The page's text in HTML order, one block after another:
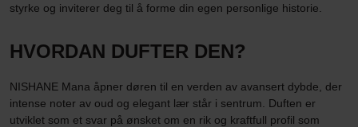
styrke og inviterer deg til å forme din egen personlige historie.
HVORDAN DUFTER DEN?
NISHANE Mana åpner døren til en verden av avansert dybde, der
intense noter av oud og elegant lær står i sentrum. Duften er
utviklet som et svar på ønsket om en rik og kraftfull profil som